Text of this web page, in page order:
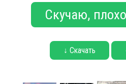
Скучаю,
↓ Скачать